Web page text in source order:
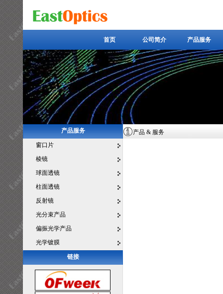
首页
首页
公司简介
公司简介
产品服务
产品服务
产品服务
窗口片
棱镜
球面透镜
柱面透镜
反射镜
光分束产品
偏振光学产品
光学镀膜
链接
产品 & 服务